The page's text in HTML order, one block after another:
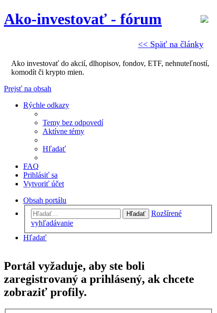
<< Späť na články
Ako-investovať - fórum
Ako investovať do akcií, dlhopisov, fondov, ETF, nehnuteľností,
komodít či krypto mien.
Prejsť na obsah
Rýchle odkazy
Temy bez odpovedí
Aktívne témy
Hľadať
FAQ
Prihlásiť sa
Vytvoriť účet
Obsah portálu
Hľadať
Rozšírené
vyhľadávanie
Hľadať
Portál vyžaduje, aby ste boli
zaregistrovaný a prihlásený, ak chcete
zobraziť profily.